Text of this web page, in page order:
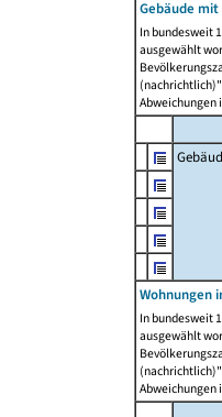
Gebäude
In bundesweit
ausgewählt
Abweichungen
Wohnungen
In bundesweit
ausgewählt
Abweichungen